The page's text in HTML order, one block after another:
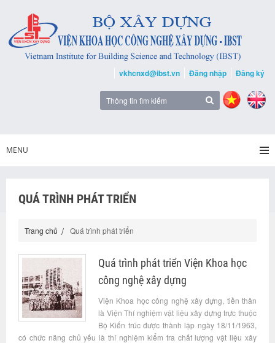
vkhcnxd@ibst.vn Đăng nhập Đăng ký
MENU
QUÁ TRÌNH PHÁT TRIỂN
Trang chủ Quá trình phát triển
Quá trình phát triển Viện Khoa học
công nghệ xây dựng
Viện Khoa học công nghệ xây dựng, tiền thân
là Viện Thí nghiệm vật liệu xây dựng trực thuộc
Bộ Kiến trúc được thành lập ngày 18/11/1963,
có chức năng chủ yếu là thí nghiệm kiểm tra chất lượng vật liệu xây